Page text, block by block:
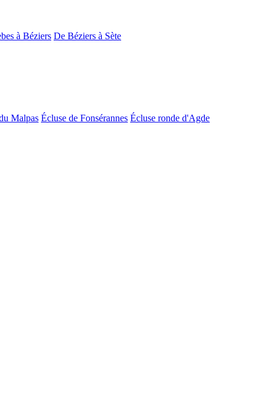
à Béziers De Béziers à Sète
Malpas Écluse de Fonsérannes Écluse ronde d'Agde